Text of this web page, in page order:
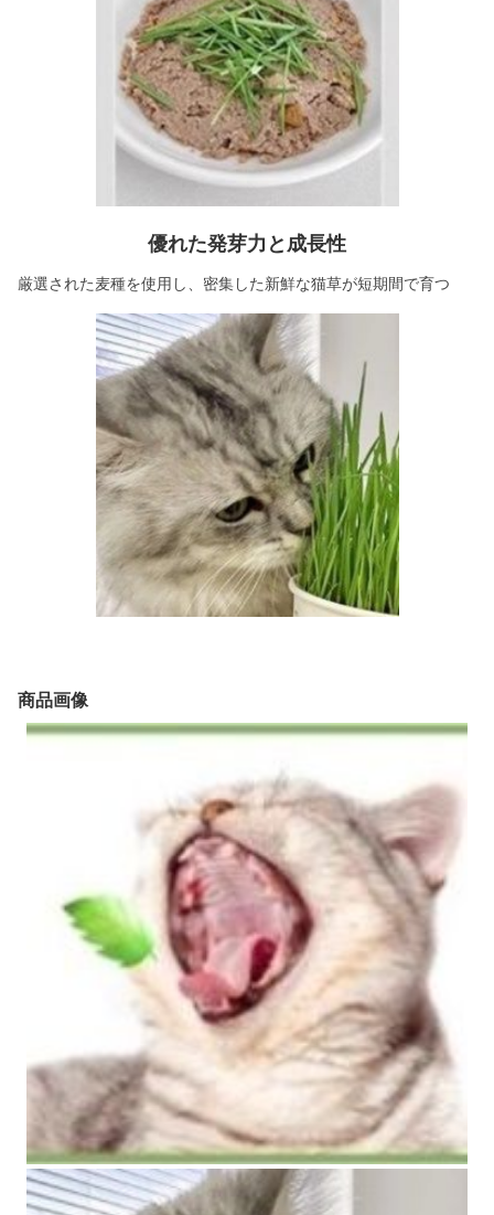
優れた発芽力と成長性
厳選された麦種を使用し、密集した新鮮な猫草が短期間で育つ
商品画像